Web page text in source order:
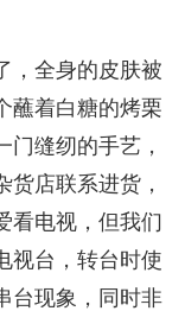
，全身的皮肤被
蘸着白糖的烤栗
缝纫的手艺，
店联系进货，
看电视，但我们
视台，转台时使
台现象，同时非